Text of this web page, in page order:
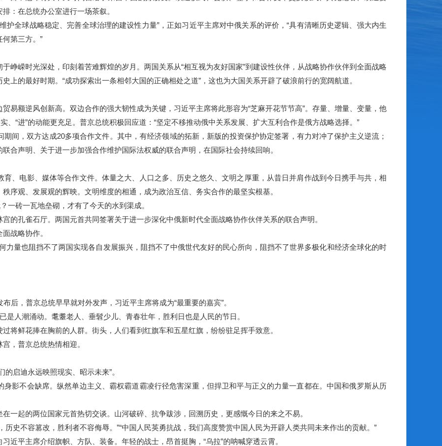
：在总统办公室进行一场茶叙。
全球战略稳定、完善全球治理的建设性力量”，正如习近平主席对中俄关系的评价，“具有清晰历史逻辑、强大内生
第三方。”
嵘时光深处，印刻着苦难辉煌的岁月。两国关系从“相互视为友好国家”到建设性伙伴，从战略协作伙伴到全面战略
上的最好时期。“成功探索出一条相邻大国的正确相处之道”，这也为大国关系开辟了破浪前行的宽阔航道。
额逆风创新高。双边合作的强大韧性成为关键，习近平主席将此形容为“芝麻开花节节高”。存量、增量、变量，他
、“进”的动能更充足。普京总统积极回应道：“坚定不移推动俄中关系发展、扩大互利合作是俄方战略选择。”
，双方达成20多项合作文件。其中，有经济领域的拓新，新版的投资保护协定签署，有力对冲了保护主义逆流；
合声明、关于进一步加强合作维护国际法权威的联合声明，在国际社会持续回响。
电影、媒体等合作文件。体量之大、人口之多、历史之悠久、文明之厚重，从昔日并肩作战到今日携手与共，相
序观、发展观的辉映。文明维度的相通，成为政治互信、务实合作的最坚实根基。
砖一瓦地垒砌，才有了今天的水到渠成。
孔雀石厅。两国元首共同签署关于进一步深化中俄新时代全面战略协作伙伴关系的联合声明。
战略协作。
量也阻挡不了两国实现各自发展振兴，阻挡不了中俄世代友好的民心所向，阻挡不了世界多极化和经济全球化的时
，普京总统早早就对外发声，习近平主席将成为“最重要的嘉宾”。
人潮涌动。耄耋老人、垂髫少儿、青春壮年，胜利日也是人民的节日。
鲜花捧在胸前的人群。街头，人们看到红旗车和五星红旗，纷纷驻足挥手致意。
，普京总统热情相迎。
启迪永远映照现实、昭示未来”。
不会缺席。纵然单边主义、霸权霸道霸凌行径危害深重，但捍卫和平与正义的力量一直都在。中国和俄罗斯从历
起的两位国家元首热切交谈。山河破碎、抗争跋涉，回溯历史，更感慨今日的来之不易。
不容篡改，胜利者不容侮辱。”“中国人民英勇抗战，我们高度赞赏中国人民为开辟人类共同未来作出的贡献。”
平主席介绍旗帜、方队、装备。年轻的战士，昂首挺胸，“乌拉”的呐喊穿透云霄。